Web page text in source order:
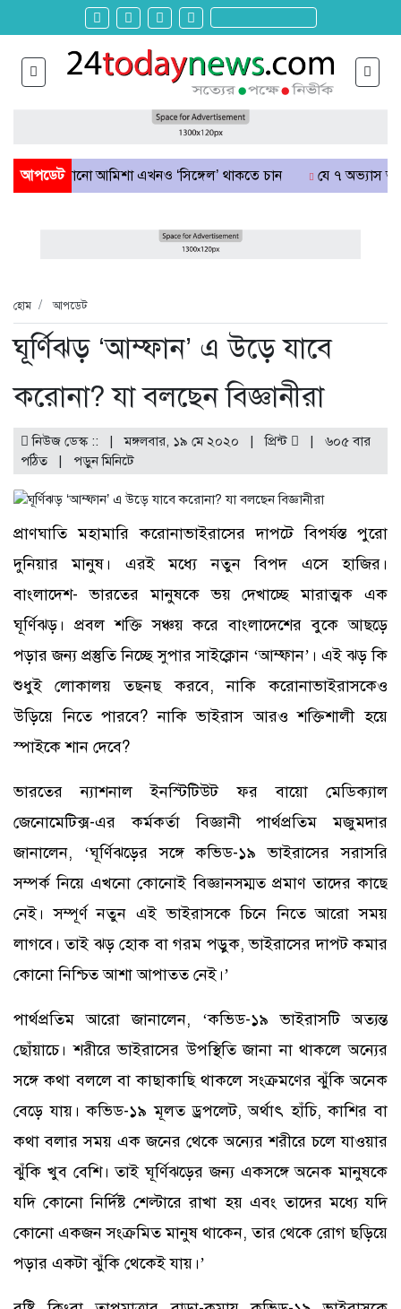
আপডেট
আমিশা এখনও ‘সিঙ্গেল’ থাকতে চান যে ৭ অভ্যাস আপনার
হোম আপডেট
ঘূর্ণিঝড় ‘আম্ফান’ এ উড়ে যাবে
করোনা? যা বলছেন বিজ্ঞানীরা
নিউজ ডেস্ক :: | মঙ্গলবার, ১৯ মে ২০২০ |প্রিন্ট | ৬০৫ বার
পঠিত
| পড়ুনমিনিটে
প্রাণঘাতি মহামারি করোনাভাইরাসের দাপটে বিপর্যস্ত পুরো
দুনিয়ার মানুষ। এরই মধ্যে নতুন বিপদ এসে হাজির।
বাংলাদেশ- ভারতের মানুষকে ভয় দেখাচ্ছে মারাত্মক এক
ঘূর্ণিঝড়। প্রবল শক্তি সঞ্চয় করে বাংলাদেশের বুকে আছড়ে
পড়ার জন্য প্রস্তুতি নিচ্ছে সুপার সাইক্লোন ‘আম্ফান’। এই ঝড় কি
শুধুই লোকালয় তছনছ করবে, নাকি করোনাভাইরাসকেও
উড়িয়ে নিতে পারবে? নাকি ভাইরাস আরও শক্তিশালী হয়ে
স্পাইকে শান দেবে?
ভারতের ন্যাশনাল ইনস্টিটিউট ফর বায়ো মেডিক্যাল
জেনোমেটিক্স-এর কর্মকর্তা বিজ্ঞানী পার্থপ্রতিম মজুমদার
জানালেন, ‘ঘূর্ণিঝড়ের সঙ্গে কভিড-১৯ ভাইরাসের সরাসরি
সম্পর্ক নিয়ে এখনো কোনোই বিজ্ঞানসম্মত প্রমাণ তাদের কাছে
নেই। সম্পূর্ণ নতুন এই ভাইরাসকে চিনে নিতে আরো সময়
লাগবে। তাই ঝড় হোক বা গরম পড়ুক, ভাইরাসের দাপট কমার
কোনো নিশ্চিত আশা আপাতত নেই।’
পার্থপ্রতিম আরো জানালেন, ‘কভিড-১৯ ভাইরাসটি অত্যন্ত
ছোঁয়াচে। শরীরে ভাইরাসের উপস্থিতি জানা না থাকলে অন্যের
সঙ্গে কথা বললে বা কাছাকাছি থাকলে সংক্রমণের ঝুঁকি অনেক
বেড়ে যায়। কভিড-১৯ মূলত ড্রপলেট, অর্থাৎ হাঁচি, কাশির বা
কথা বলার সময় এক জনের থেকে অন্যের শরীরে চলে যাওয়ার
ঝুঁকি খুব বেশি। তাই ঘূর্ণিঝড়ের জন্য একসঙ্গে অনেক মানুষকে
যদি কোনো নির্দিষ্ট শেল্টারে রাখা হয় এবং তাদের মধ্যে যদি
কোনো একজন সংক্রমিত মানুষ থাকেন, তার থেকে রোগ ছড়িয়ে
পড়ার একটা ঝুঁকি থেকেই যায়।’